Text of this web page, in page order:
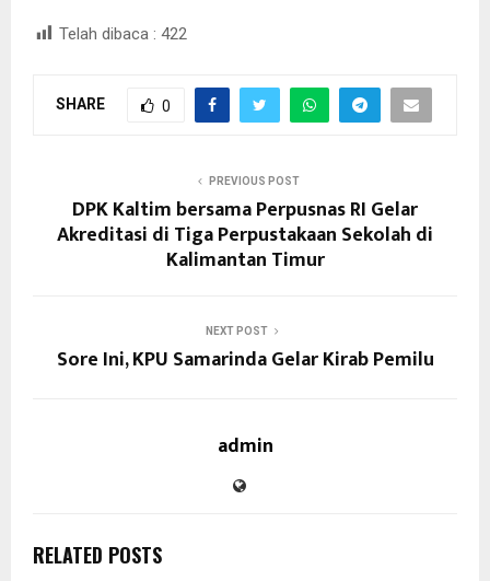
Telah dibaca : 422
SHARE 0
PREVIOUS POST
DPK Kaltim bersama Perpusnas RI Gelar
Akreditasi di Tiga Perpustakaan Sekolah di
Kalimantan Timur
NEXT POST
Sore Ini, KPU Samarinda Gelar Kirab Pemilu
admin
RELATED POSTS